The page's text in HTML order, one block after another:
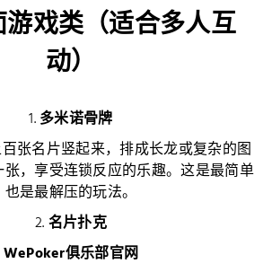
游戏类（适合多人互
动）
1.多米诺骨牌
张名片竖起来，排成长龙或复杂的图
，享受连锁反应的乐趣。这是最简单
也是最解压的玩法。
2.名片扑克
WePoker俱乐部官网